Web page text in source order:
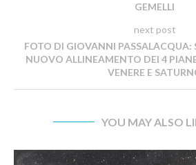
GEMELLI
next post
FOTO DI GIOVANNI PASSALACQUA:
NUOVO ALLINEAMENTO DEI 4
VENERE E
YOU MAY ALSO